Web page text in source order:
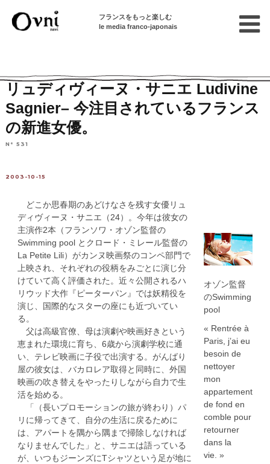
フランスをもっと楽しむ
le media franco-japonais
リュディヴィーヌ・サニエ Ludivine
Sagnier– 今注目されているフランス
の新進女優。
N° 531
2003-10-15
どこか思春期のあどけなさを残す女優リュ
ディヴィーヌ・サニエ（24）。今年は彼女の
主演作2本（フランソワ・オゾン監督の
Swimming pool とクロード・ミレール監督の
La Petite Lili）がカンヌ映画祭のコンペ部門で
上映され、それぞれの役柄をみごとに演じ分
けていて高く評価された。近々公開されるハ
リウッド大作『ピーターパン』では妖精役を
演じ、国際的なスターの座にも近づいてい
る。
父は高級官僚、母は演劇や映画好きという
恵まれた環境に育ち、6歳から演劇学校に通
い、テレビ映画に子役で出演する。がんばり
屋の彼女は、バカロレア取得と同時に、外国
映画の吹き替えをやったりしながら自力で生
活を始める。
「（長いプロモーションの旅が終わり）パ
リに帰ってきて、自分の生活に戻るために
は、アパートを隅から隅まで掃除しなければ
なりませんでした」と、サニエは語っている
が、いつもジーンズにTシャツという足が地に
オゾン監督
のSwimming
pool
« Rentrée à
Paris, j’ai eu
besoin de
nettoyer
mon
appartement
de fond en
comble pour
retourner
dans la
vie. »